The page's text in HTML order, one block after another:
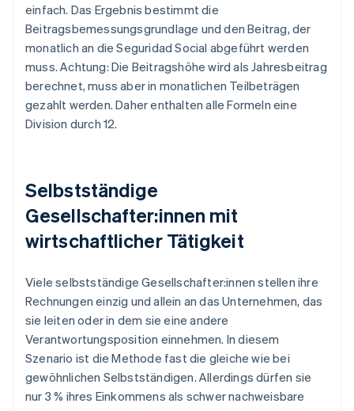
einfach. Das Ergebnis bestimmt die
Beitragsbemessungsgrundlage und den Beitrag, der
monatlich an die Seguridad Social abgeführt werden
muss. Achtung: Die Beitragshöhe wird als Jahresbeitrag
berechnet, muss aber in monatlichen Teilbeträgen
gezahlt werden. Daher enthalten alle Formeln eine
Division durch 12.
Selbstständige
Gesellschafter:innen mit
wirtschaftlicher Tätigkeit
Viele selbstständige Gesellschafter:innen stellen ihre
Rechnungen einzig und allein an das Unternehmen, das
sie leiten oder in dem sie eine andere
Verantwortungsposition einnehmen. In diesem
Szenario ist die Methode fast die gleiche wie bei
gewöhnlichen Selbstständigen. Allerdings dürfen sie
nur 3 % ihres Einkommens als schwer nachweisbare